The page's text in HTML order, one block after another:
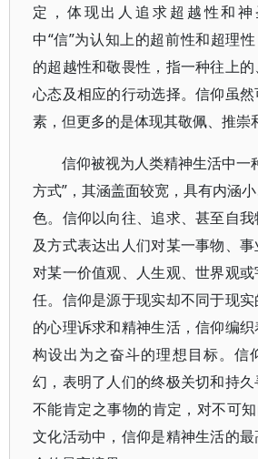
定，体现出人追求超越性和
中“信”为认知上的超前性和超理
的超越性和敬畏性，指一种往上
心态及相应的行动选择。信仰虽
素，但更多的是体现其敬佩、推崇
信仰被视为人类精神生活中一
方式”，其涵盖面较宽，具有内涵
色。信仰以向往、追求、甚至自
及方式表达出人们对某一事物、事
对某一价值观、人生观、世界观
任。信仰是源于现实却不同于现
的心理诉求和精神生活，信仰编织
构设出为之奋斗的理想目标。信
幻，表明了人们的终极关切和持
不能肯定之事物的肯定，对不可
文化活动中，信仰是精神生活的